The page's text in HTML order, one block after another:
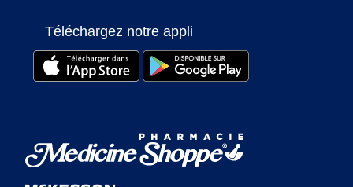
Téléchargez notre appli